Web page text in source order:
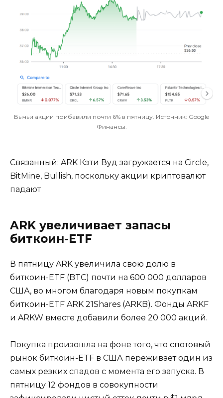
Бычьи акции прибавили почти 6% в пятницу. Источник: Google
Финансы.
Связанный: ARK Кэти Вуд загружается на Circle,
BitMine, Bullish, поскольку акции криптовалют
падают
ARK увеличивает запасы
биткоин-ETF
В пятницу ARK увеличила свою долю в
биткоин-ETF (BTC) почти на 600 000 долларов
США, во многом благодаря новым покупкам
биткоин-ETF ARK 21Shares (ARKB). Фонды ARKF
и ARKW вместе добавили более 20 000 акций.
Покупка произошла на фоне того, что спотовый
рынок биткоин-ETF в США переживает один из
самых резких спадов с момента его запуска. В
пятницу 12 фондов в совокупности